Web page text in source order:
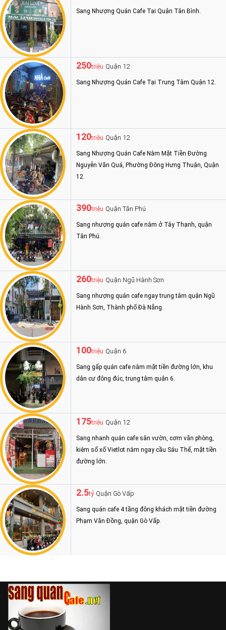
Sang Nhượng Quán Cafe Tại Quận Tân Bình.
250triệu Quận 12
Sang Nhượng Quán Cafe Tại Trung Tâm Quận 12.
120triệu Quận 12
Sang Nhượng Quán Cafe Nằm Mặt Tiền Đường
Nguyễn Văn Quá, Phường Đông Hưng Thuận, Quận
12.
390triệu Quận Tân Phú
Sang nhượng quán cafe nằm ở Tây Thạnh, quận
Tân Phú.
260triệu Quận Ngũ Hành Sơn
Sang nhượng quán cafe ngay trung tâm quận Ngũ
Hành Sơn, Thành phố Đà Nẵng.
100triệu Quận 6
Sang gấp quán cafe nằm mặt tiền đường lớn, khu
dân cư đông đúc, trung tâm quận 6.
175triệu Quận 12
Sang nhanh quán cafe sân vườn, cơm văn phòng,
kiêm sổ xố Vietlot nằm ngay cầu Sáu Thế, mặt tiền
đường lớn.
2.5tỷ Quận Gò Vấp
Sang quán cafe 4 tầng đông khách mặt tiền đường
Phạm Văn Đồng, quận Gò Vấp.